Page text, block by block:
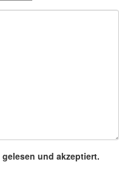
gelesen und akzeptiert.